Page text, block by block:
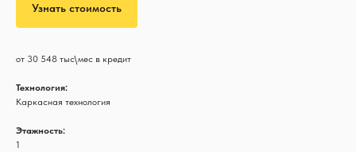
Узнать стоимость
от 30 548 тыс\мес в кредит
Технология:
Каркасная технология
Этажность:
1